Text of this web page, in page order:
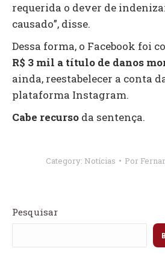
requerida o dever de
causado”, disse.
Dessa forma, o Facebook foi
R$ 3 mil a título de danos
ainda, reestabelecer a conta
plataforma Instagram.
Cabe recurso da sentença.
Category: Notícias Por
Pesquisar